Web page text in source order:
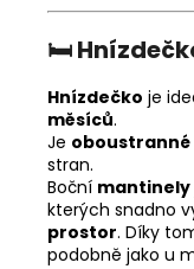
🛏️
Hnízdečko je
měsíců.
Je oboustranné
stran.
Boční mantinely
kterých snadno
prostor. Díky
podobně jako u